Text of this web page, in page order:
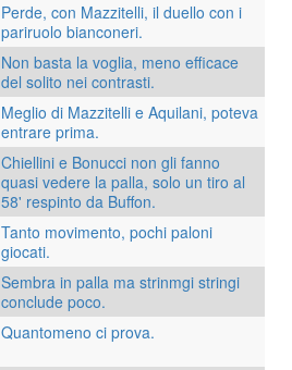
Perde, con Mazzitelli, il duello con i
pariruolo bianconeri.
Non basta la voglia, meno efficace
del solito nei contrasti.
Meglio di Mazzitelli e Aquilani, poteva
entrare prima.
Chiellini e Bonucci non gli fanno
quasi vedere la palla, solo un tiro al
58' respinto da Buffon.
Tanto movimento, pochi paloni
giocati.
Sembra in palla ma strinmgi stringi
conclude poco.
Quantomeno ci prova.